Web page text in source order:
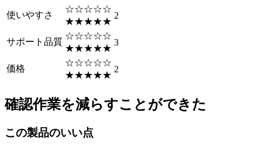
使いやすさ
☆☆☆☆☆
★★★★★
2
サポート品質
☆☆☆☆☆
★★★★★
3
価格
☆☆☆☆☆
★★★★★
2
確認作業を減らすことができた
この製品のいい点